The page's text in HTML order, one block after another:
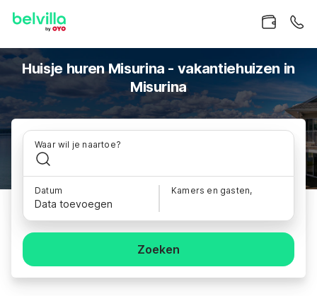
Huisje huren Misurina - vakantiehuizen in
Misurina
Waar wil je naartoe?
Datum
Data toevoegen
Kamers en gasten,
Zoeken